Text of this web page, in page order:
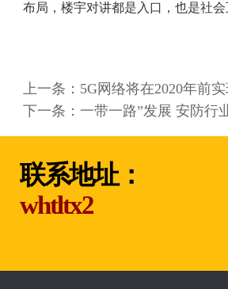
布局，楼宇对讲都是入口，也是社
上一条： 5G网络将在2020年前
下一条： 一带一路”发展 安防行
联系地址：
whtltx2